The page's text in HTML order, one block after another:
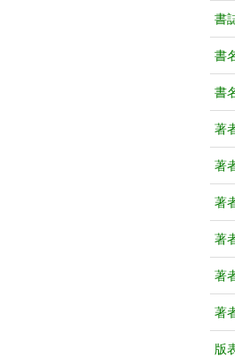
書
書
書
著
著
著
著
著
著
版